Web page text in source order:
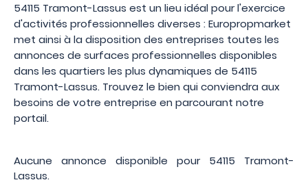
54115 Tramont-Lassus est un lieu idéal pour l'exercice
d'activités professionnelles diverses : Europropmarket
met ainsi à la disposition des entreprises toutes les
annonces de surfaces professionnelles disponibles
dans les quartiers les plus dynamiques de 54115
Tramont-Lassus. Trouvez le bien qui conviendra aux
besoins de votre entreprise en parcourant notre
portail.
Aucune annonce disponible pour 54115 Tramont-
Lassus.